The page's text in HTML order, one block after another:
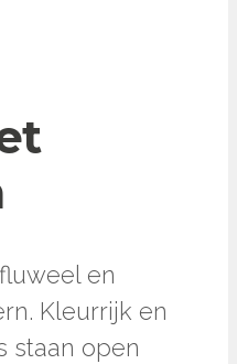
en
Kleurrijk en
staan open